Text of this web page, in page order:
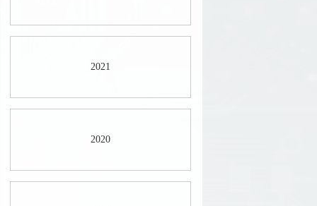
2021
2020